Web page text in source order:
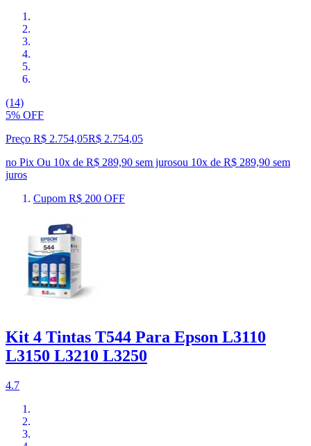
(14)
5% OFF
Preço R$ 2.754,05R$ 2.754,05
no Pix Ou 10x de R$ 289,90 sem jurosou 10x de R$ 289,90 sem
juros
Cupom R$ 200 OFF
Kit 4 Tintas T544 Para Epson L3110
L3150 L3210 L3250
4.7